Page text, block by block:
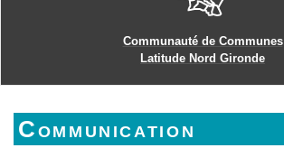
Communauté de Communes
Latitude Nord Gironde
Communication